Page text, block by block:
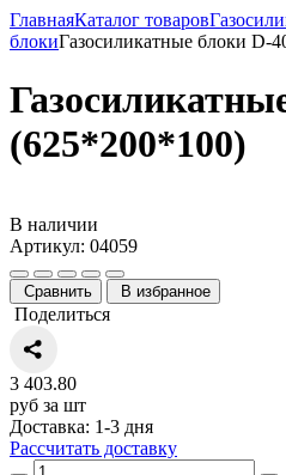
ГлавнаяКаталог товаров
блокиГазосиликатные блоки D-
(625*200*100)
В наличии
Артикул: 04059
Сравнить В избранное
Поделиться
3 403.80
руб за шт
Доставка: 1-3 дня
Рассчитать доставку